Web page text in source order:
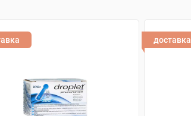
доставка